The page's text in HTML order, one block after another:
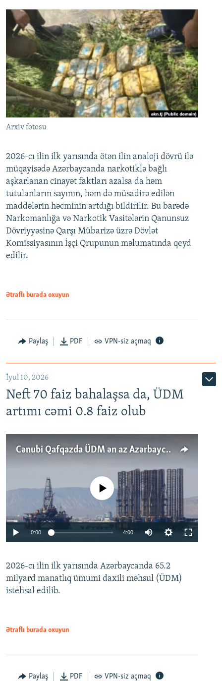
Arxiv fotosu
2026-cı ilin ilk yarısında ötən ilin analoji dövrü ilə
müqayisədə Azərbaycanda narkotiklə bağlı
aşkarlanan cinayət faktları azalsa da həm
tutulanların sayının, həm də müsadirə edilən
maddələrin həcminin artdığı bildirilir. Bu barədə
Narkomanlığa və Narkotik Vasitələrin Qanunsuz
Dövriyyəsinə Qarşı Mübarizə üzrə Dövlət
Komissiyasının İşçi Qrupunun məlumatında qeyd
edilir.
Ətraflı burada oxuyun
Paylaş PDF VPN-siz açmaq
İyul 10, 2026
Neft 70 faiz bahalaşsa da, ÜDM
artımı cəmi 0.8 faiz olub
Cənubi Qafqazda ÜDM ən az Azərbaycanda artır: Qonşuları niyə Bakını qabaqlaya bilir?
Auto 240p 360p 480p
No media source currently available
0:00 4:00
360p
480p
2026-cı ilin ilk yarısında Azərbaycanda 65.2
milyard manatlıq ümumi daxili məhsul (ÜDM)
istehsal edilib.
Ətraflı burada oxuyun
Paylaş PDF VPN-siz açmaq